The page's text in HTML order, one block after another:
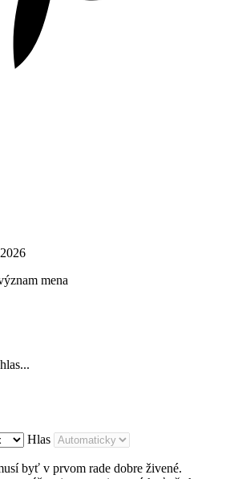
mena
Hlas
byť v prvom rade dobre živené.